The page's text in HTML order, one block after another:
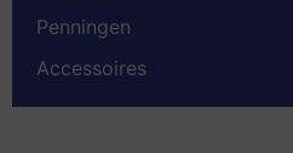
Penningen
Accessoires